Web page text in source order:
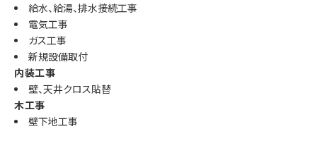
給水、給湯、排水接続工事
電気工事
ガス工事
新規設備取付
内装工事
壁、天井クロス貼替
木工事
壁下地工事